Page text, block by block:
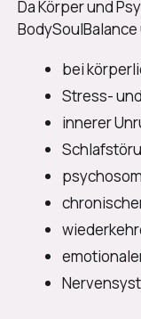
Da Körper und
bei
Stress-
innerer